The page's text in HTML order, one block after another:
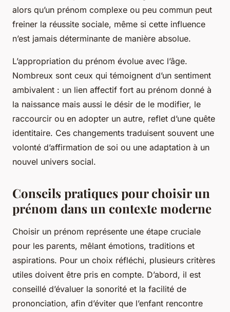
alors qu’un prénom complexe ou peu commun peut
freiner la réussite sociale, même si cette influence
n’est jamais déterminante de manière absolue.
L’appropriation du prénom évolue avec l’âge.
Nombreux sont ceux qui témoignent d’un sentiment
ambivalent : un lien affectif fort au prénom donné à
la naissance mais aussi le désir de le modifier, le
raccourcir ou en adopter un autre, reflet d’une quête
identitaire. Ces changements traduisent souvent une
volonté d’affirmation de soi ou une adaptation à un
nouvel univers social.
Conseils pratiques pour choisir un
prénom dans un contexte moderne
Choisir un prénom représente une étape cruciale
pour les parents, mêlant émotions, traditions et
aspirations. Pour un choix réfléchi, plusieurs critères
utiles doivent être pris en compte. D’abord, il est
conseillé d’évaluer la sonorité et la facilité de
prononciation, afin d’éviter que l’enfant rencontre